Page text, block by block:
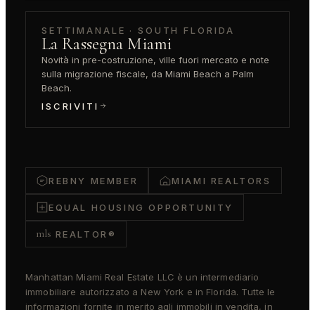
SETTIMANALE · SOUTH FLORIDA
La Rassegna Miami
Novità in pre-costruzione, ville fuori mercato e note
sulla migrazione fiscale, da Miami Beach a Palm
Beach.
ISCRIVITI
REBNY MEMBER MIAMI REALTORS
EQUAL HOUSING OPPORTUNITY
mls REALTOR®
Manhattan Miami Real Estate LLC è un intermediario
immobiliare autorizzato a New York e in Florida. Tutte le
informazioni fornite in merito agli immobili in vendita, in